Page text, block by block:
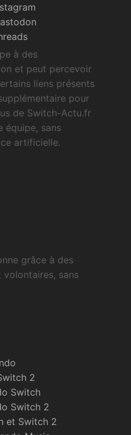
à des
et peut percevoir
liens présents
pour
de Switch-Actu.fr
équipe, sans
artificielle.
grâce à des
sans
2
Switch
Switch 2
et Switch 2